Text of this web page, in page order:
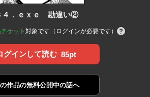
４．ｅｘｅ 勘違い②
ケット 対象です（ログインが必要です）
グインして読む 85pt
作品の無料公開中の話へ